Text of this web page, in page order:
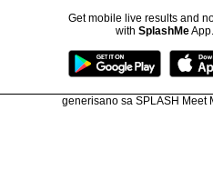
Get mobile live results and
with SplashMeApp.
generisano sa SPLASH Meet